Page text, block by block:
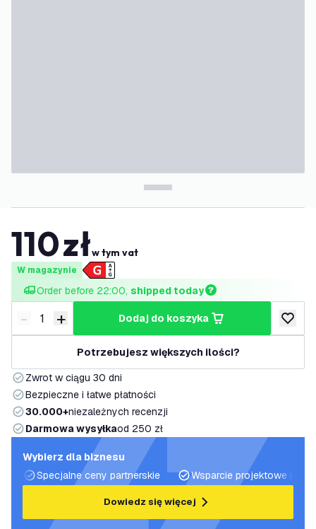
110złw tym vat
W magazynie
Order before 22:00, shipped today
Zmniejsz ilość
- Zwiększ ilość
+ dodaj do koszyka
dodaj
Potrzebujesz większych ilości?
Zwrot w ciągu 30 dni
Bezpieczne i łatwe płatności
30.000+niezależnych recenzji
Darmowa wysyłkaod 250 zł
Wybierz dla biznesu
Specjalne ceny partnerskie
Wsparcie projektowe i
Dowiedz się więcej